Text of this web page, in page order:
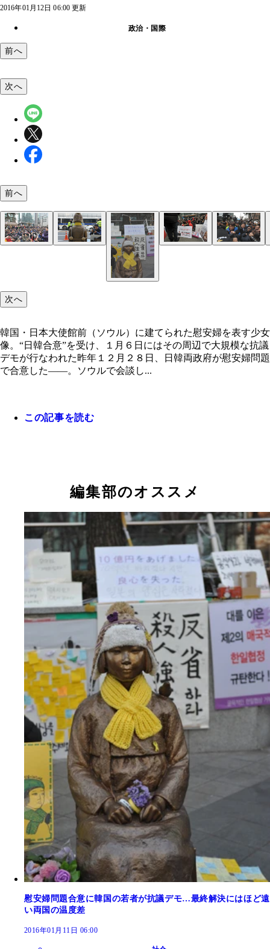
2016年01月12日 06:00 更新
政治・国際
前へ
韓国・日本大使館前（ソウル）に建てられた慰安
す少女像。“日韓合意”を受け、１月６日にはその
大規模な抗議デモが行なわれた
１月６日、日韓“慰安婦”合意の破棄を求めてソウ
る日本大使館前に６００～７００人が集まり、大
次へ
前へ
次へ
韓国・日本大使館前（ソウル）に建てられた慰安婦を表す少女
像。“日韓合意”を受け、１月６日にはその周辺で大規模な抗議
デモが行なわれた昨年１２月２８日、日韓両政府が慰安婦問題
で合意した――。ソウルで会談し...
この記事を読む
編集部のオススメ
慰安婦問題合意に韓国の若者が抗議デモ…最終解決にはほど遠
い両国の温度差
2016年01月11日 06:00